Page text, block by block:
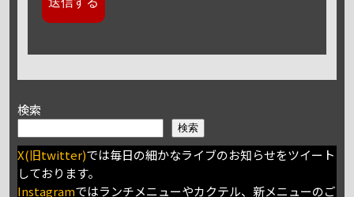
検索
検索
X(旧twitter)では毎日の細かなライブのお知らせをツイート
しております。
Instagramではランチメニューやカクテル、新メニューのご